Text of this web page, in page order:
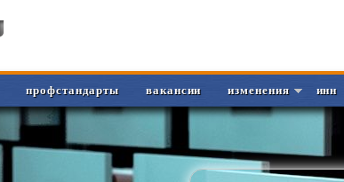
профстандарты вакансии изменения инн